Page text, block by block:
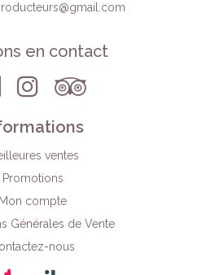
@gmail.com
en contact
ventes
Promotions
Mon compte
Générales de Vente
nous